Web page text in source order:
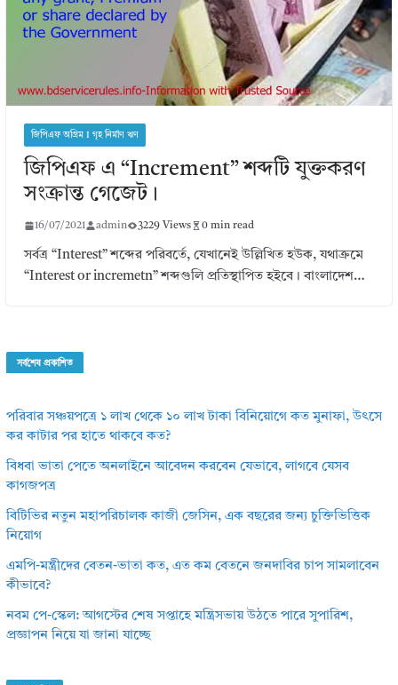
জিপিএফ অগ্রিম I গৃহ নির্মাণ ঋণ
জিপিএফ এ “Increment” শব্দটি যুক্তকরণ
সংক্রান্ত গেজেট।
16/07/2021 admin 3229 Views 0 min read
সর্বত্র “Interest” শব্দের পরিবর্তে, যেখানেই উল্লিখিত হউক, যথাক্রমে
“Interest or incremetn” শব্দগুলি প্রতিস্থাপিত হইবে। বাংলাদেশ…
সর্বশেষ প্রকাশিত
পরিবার সঞ্চয়পত্রে ১ লাখ থেকে ১০ লাখ টাকা বিনিয়োগে কত মুনাফা, উৎসে
কর কাটার পর হাতে থাকবে কত?
বিধবা ভাতা পেতে অনলাইনে আবেদন করবেন যেভাবে, লাগবে যেসব
কাগজপত্র
বিটিভির নতুন মহাপরিচালক কাজী জেসিন, এক বছরের জন্য চুক্তিভিত্তিক
নিয়োগ
এমপি-মন্ত্রীদের বেতন-ভাতা কত, এত কম বেতনে জনদাবির চাপ সামলাবেন
কীভাবে?
নবম পে-স্কেল: আগস্টের শেষ সপ্তাহে মন্ত্রিসভায় উঠতে পারে সুপারিশ,
প্রজ্ঞাপন নিয়ে যা জানা যাচ্ছে